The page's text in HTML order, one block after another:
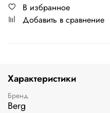
В избранное
Добавить в сравнение
Характеристики
Бренд
Berg